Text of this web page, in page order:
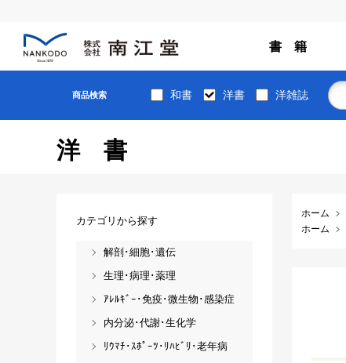
書 籍
商品検索 和書 洋書 洋雑誌
洋書
ホーム
ホーム
カテゴリから探す
解剖･細胞･遺伝
生理･病理･薬理
ｱﾚﾙｷﾞｰ･免疫･微生物･感染症
内分泌･代謝･生化学
ﾘｳﾏﾁ･ｽﾎﾟｰﾂ･ﾘﾊﾋﾞﾘ･老年病